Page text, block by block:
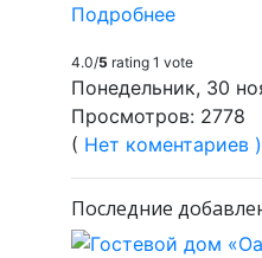
Подробнее
4.0/5 rating 1 vote
Понедельник, 30
Просмотров: 2778
( Нет коментариев )
Последние